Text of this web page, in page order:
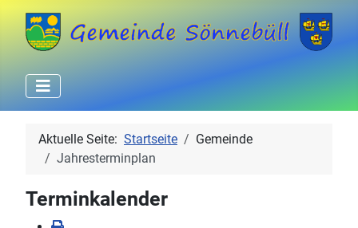
Aktuelle Seite: Startseite
Gemeinde
Jahresterminplan
Terminkalender